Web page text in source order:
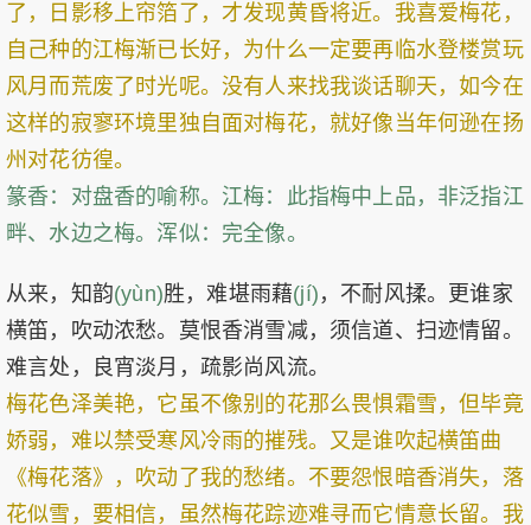
了，日影移上帘箔了，才发现黄昏将近。我喜爱梅花，
自己种的江梅渐已长好，为什么一定要再临水登楼赏玩
风月而荒废了时光呢。没有人来找我谈话聊天，如今在
这样的寂寥环境里独自面对梅花，就好像当年何逊在扬
州对花彷徨。
篆香：对盘香的喻称。江梅：此指梅中上品，非泛指江
畔、水边之梅。浑似：完全像。
从来，知韵(yùn)胜，难堪雨藉(jí) ，不耐风揉。更谁家
横笛，吹动浓愁。莫恨香消雪减，须信道、扫迹情留。
难言处，良宵淡月，疏影尚风流。
梅花色泽美艳，它虽不像别的花那么畏惧霜雪，但毕竟
娇弱，难以禁受寒风冷雨的摧残。又是谁吹起横笛曲
《梅花落》，吹动了我的愁绪。不要怨恨暗香消失，落
花似雪，要相信，虽然梅花踪迹难寻而它情意长留。我